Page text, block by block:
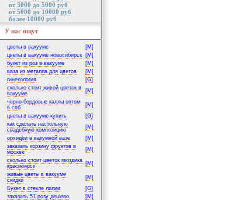
от 3000 до 5000 руб
от 5000 до 10000 руб
более 10000 руб
У нас ищут
цветы в вакууме
[M]
цветы в вакууме новосибирск
[M]
букет из роз в вакууме
[M]
ваза из металла для цветов
[M]
гинекология
[G]
сколько стоит живой цветок в
вакууме
[M]
чёрно-бордовые каллы оптом
в спб
[M]
цветы в вакууме купить
[G]
как сделать настольную
свадебную композицию
[M]
орхидеи в вакумной вазе
[M]
заказать корзину фруктов в
москве
[M]
сколько стоит цветок гвоздика
красноярск
[M]
живые цветы в вакууме
скидки
[M]
Букет в стекле лилии
[G]
заказать 51 розу дешево
[M]